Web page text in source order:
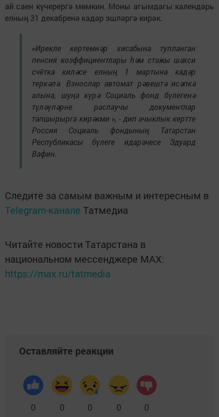
ай саен күчерергә мөмкин. Моны агымдагы календарь
елның 31 декабренә кадәр эшләргә кирәк.
«Ирекле кертемнәр хисабына тупланган
пенсия коэффициентлары һәм стажы шәхси
счётка киләсе елның 1 мартына кадәр
теркәлә. Взнослар автомат рәвештә исәпкә
алына, шуңа күрә Социаль фонд бүлегенә
түләүләрне раслаучы документлар
тапшырырга кирәкми », - дип ачыклык кертте
Россия Социаль фондының Татарстан
Республикасы бүлеге идарәчесе Эдуард
Вафин.
Следите за самым важным и интересным в
Telegram-канале Татмедиа
Читайте новости Татарстана в
национальном мессенджере MАХ:
https://max.ru/tatmedia
Оставляйте реакции
0 0 0 0 0